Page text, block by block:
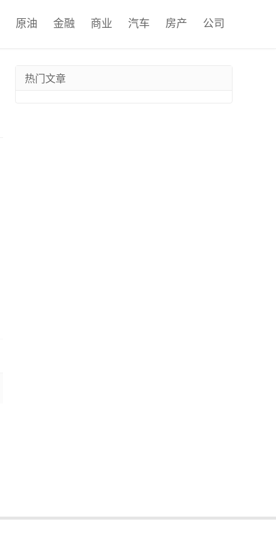
原油 金融 商业 汽车 房产 公司
热门文章